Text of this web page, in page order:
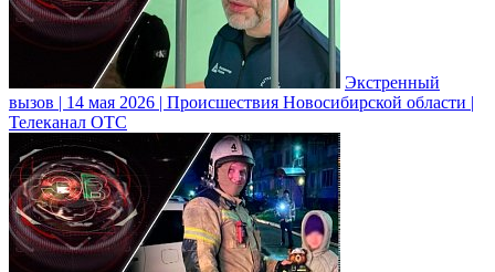
Экстренный
вызов | 14 мая 2026 | Происшествия Новосибирской области |
Телеканал ОТС